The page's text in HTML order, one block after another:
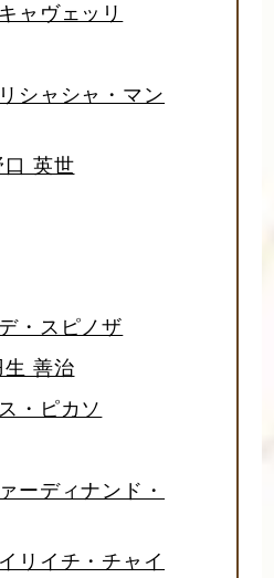
ャヴェッリ
シャシャ・マン
口 英世
・スピノザ
生 善治
・ピカソ
ーディナンド・
リイチ・チャイ